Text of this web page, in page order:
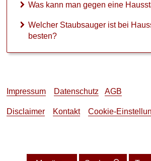
Was kann man gegen eine
Welcher Staubsauger ist bei
besten?
Impressum Datenschutz AGB
Disclaimer Kontakt Cookie-